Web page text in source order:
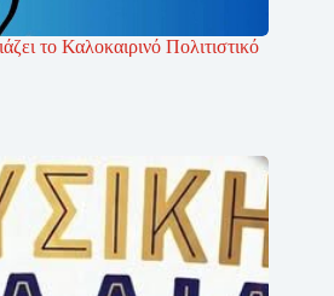
το Καλοκαιρινό Πολιτιστικό